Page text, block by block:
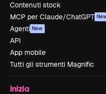
Contenuti stock
MCP per Claude/ChatGPT
Agenti New
API
App mobile
Tutti gli strumenti Magnific
Inizia